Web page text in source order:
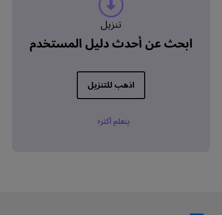
تنزيل
ابحث عن أحدث دليل المستخدم
اذهب للتنزيل
يتعلم أكثر